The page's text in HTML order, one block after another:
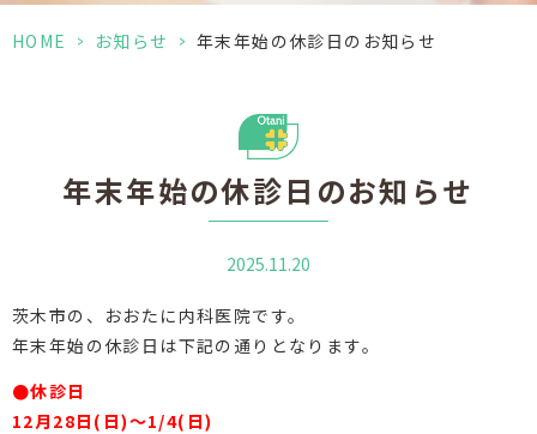
HOME > お知らせ > 年末年始の休診日のお知らせ
年末年始の休診日のお知らせ
2025.11.20
茨木市の、おおたに内科医院です。
年末年始の休診日は下記の通りとなります。
●休診日
12月28日(日)〜1/4(日)